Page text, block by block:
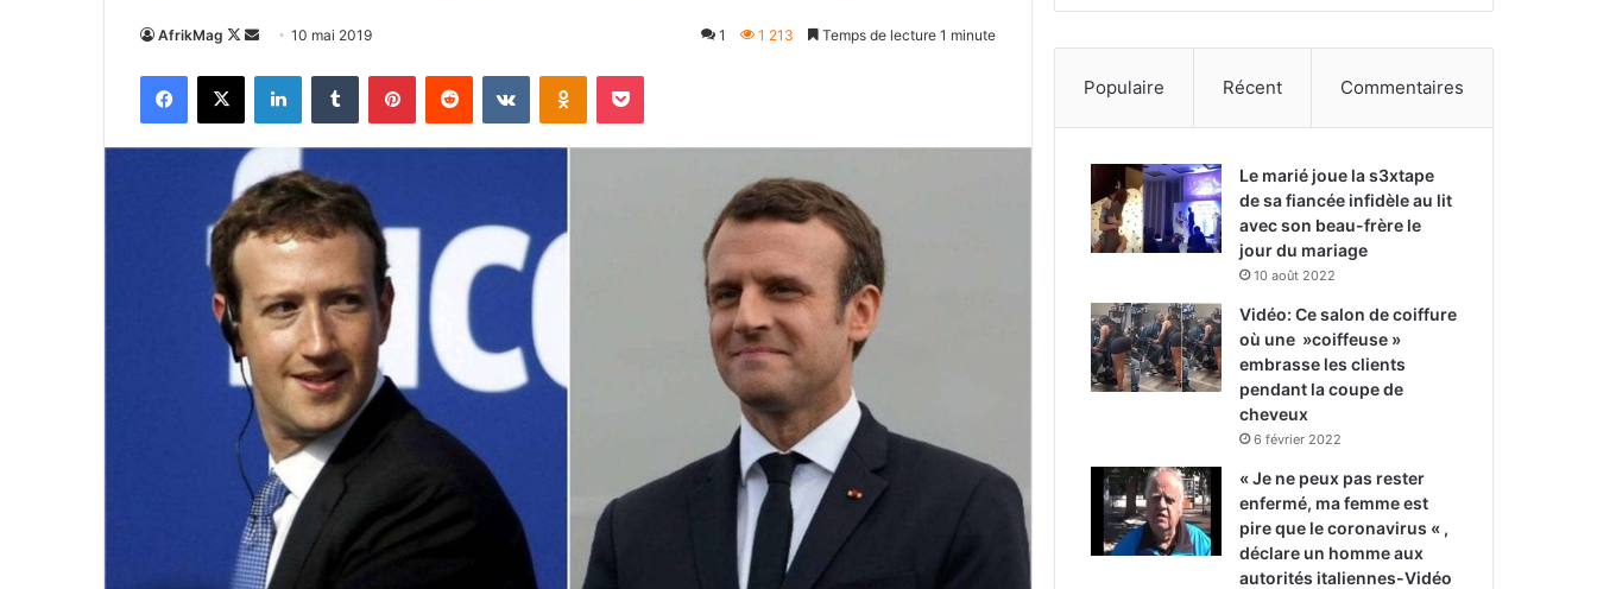
AfrikMag
Follow
Envoyer
courriel
10 mai 2019 1 1 213 Temps de lecture 1 minute
Facebook
X LinkedinTumblr PinterestReddit VKontakteOdnoklassniki
Pocket
Populaire Récent Commentaires
Le marié joue la s3xtape
de sa fiancée infidèle au lit
avec son beau-frère le
jour du mariage
10 août 2022
Vidéo: Ce salon de coiffure
où une »coiffeuse »
embrasse les clients
pendant la coupe de
cheveux
6 février 2022
« Je ne peux pas rester
enfermé, ma femme est
pire que le coronavirus « ,
déclare un homme aux
autorités italiennes-Vidéo